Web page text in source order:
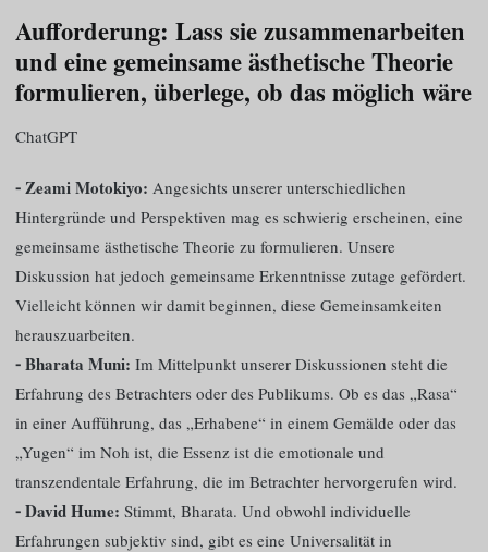
Aufforderung: Lass sie zusammenarbeiten
und eine gemeinsame ästhetische Theorie
formulieren, überlege, ob das möglich wäre
ChatGPT
⁃ Zeami Motokiyo: Angesichts unserer unterschiedlichen
Hintergründe und Perspektiven mag es schwierig erscheinen, eine
gemeinsame ästhetische Theorie zu formulieren. Unsere
Diskussion hat jedoch gemeinsame Erkenntnisse zutage gefördert.
Vielleicht können wir damit beginnen, diese Gemeinsamkeiten
herauszuarbeiten.
⁃ Bharata Muni: Im Mittelpunkt unserer Diskussionen steht die
Erfahrung des Betrachters oder des Publikums. Ob es das „Rasa“
in einer Aufführung, das „Erhabene“ in einem Gemälde oder das
„Yugen“ im Noh ist, die Essenz ist die emotionale und
transzendentale Erfahrung, die im Betrachter hervorgerufen wird.
⁃ David Hume: Stimmt, Bharata. Und obwohl individuelle
Erfahrungen subjektiv sind, gibt es eine Universalität in